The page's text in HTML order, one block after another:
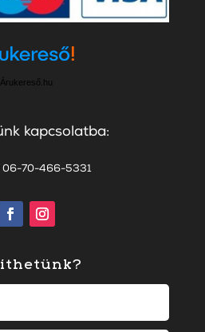
Árukereső.hu
kapcsolatba:
06-70-466-5331